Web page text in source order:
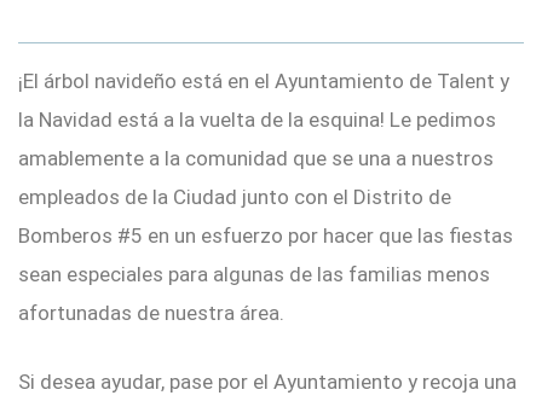
¡El árbol navideño está en el Ayuntamiento de Talent y
la Navidad está a la vuelta de la esquina! Le pedimos
amablemente a la comunidad que se una a nuestros
empleados de la Ciudad junto con el Distrito de
Bomberos #5 en un esfuerzo por hacer que las fiestas
sean especiales para algunas de las familias menos
afortunadas de nuestra área.
Si desea ayudar, pase por el Ayuntamiento y recoja una